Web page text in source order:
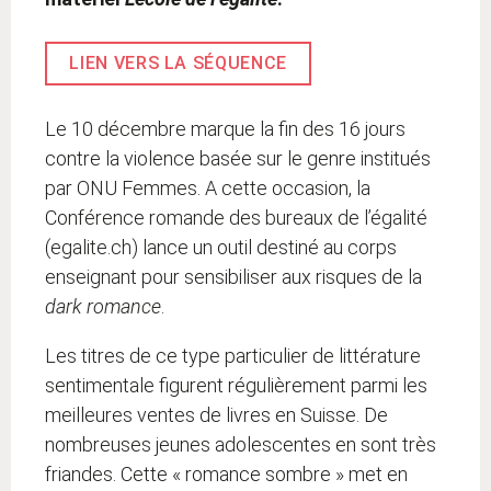
LIEN VERS LA SÉQUENCE
Le 10 décembre marque la fin des 16 jours
contre la violence basée sur le genre institués
par ONU Femmes. A cette occasion, la
Conférence romande des bureaux de l’égalité
(egalite.ch) lance un outil destiné au corps
enseignant pour sensibiliser aux risques de la
dark romance
Les titres de ce type particulier de littérature
sentimentale figurent régulièrement parmi les
meilleures ventes de livres en Suisse. De
nombreuses jeunes adolescentes en sont très
friandes. Cette « romance sombre » met en